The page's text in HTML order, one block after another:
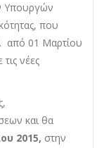
Υπουργών
που
από 01 Μαρτίου
νέες
και θα
2015, στην